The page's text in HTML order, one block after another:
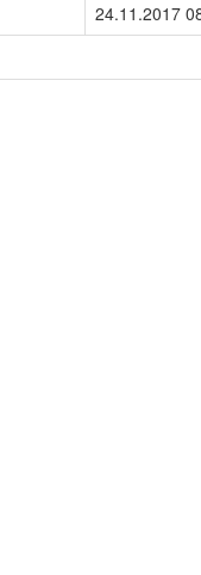
24.11.2017